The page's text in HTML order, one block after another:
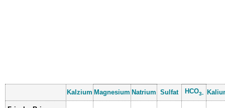
Kalzium Magnesium Natrium Sulfat HCO3-